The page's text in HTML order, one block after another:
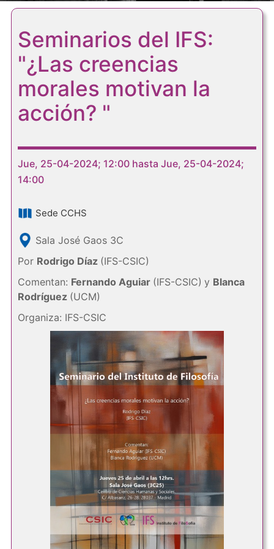
Seminarios del IFS:
"¿Las creencias
morales motivan la
acción? "
Jue, 25-04-2024; 12:00 hasta Jue, 25-04-2024;
14:00
Sede CCHS
Sala José Gaos 3C
Por Rodrigo Díaz (IFS-CSIC)
Comentan: Fernando Aguiar (IFS-CSIC) y Blanca
Rodríguez (UCM)
Organiza: IFS-CSIC